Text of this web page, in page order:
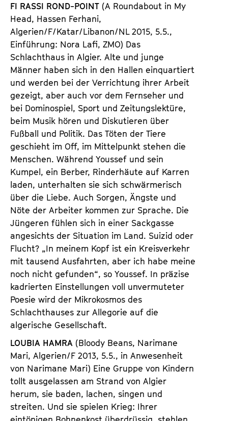
FI RASSI ROND-POINT (A Roundabout in My
Head, Hassen Ferhani,
Algerien/F/Katar/Libanon/NL 2015, 5.5.,
Einführung: Nora Lafi, ZMO) Das
Schlachthaus in Algier. Alte und junge
Männer haben sich in den Hallen einquartiert
und werden bei der Verrichtung ihrer Arbeit
gezeigt, aber auch vor dem Fernseher und
bei Dominospiel, Sport und Zeitungslektüre,
beim Musik hören und Diskutieren über
Fußball und Politik. Das Töten der Tiere
geschieht im Off, im Mittelpunkt stehen die
Menschen. Während Youssef und sein
Kumpel, ein Berber, Rinderhäute auf Karren
laden, unterhalten sie sich schwärmerisch
über die Liebe. Auch Sorgen, Ängste und
Nöte der Arbeiter kommen zur Sprache. Die
Jüngeren fühlen sich in einer Sackgasse
angesichts der Situation im Land. Suizid oder
Flucht? „In meinem Kopf ist ein Kreisverkehr
mit tausend Ausfahrten, aber ich habe meine
noch nicht gefunden“, so Youssef. In präzise
kadrierten Einstellungen voll unvermuteter
Poesie wird der Mikrokosmos des
Schlachthauses zur Allegorie auf die
algerische Gesellschaft.
LOUBIA HAMRA (Bloody Beans, Narimane
Mari, Algerien/F 2013, 5.5., in Anwesenheit
von Narimane Mari) Eine Gruppe von Kindern
tollt ausgelassen am Strand von Algier
herum, sie baden, lachen, singen und
streiten. Und sie spielen Krieg: Ihrer